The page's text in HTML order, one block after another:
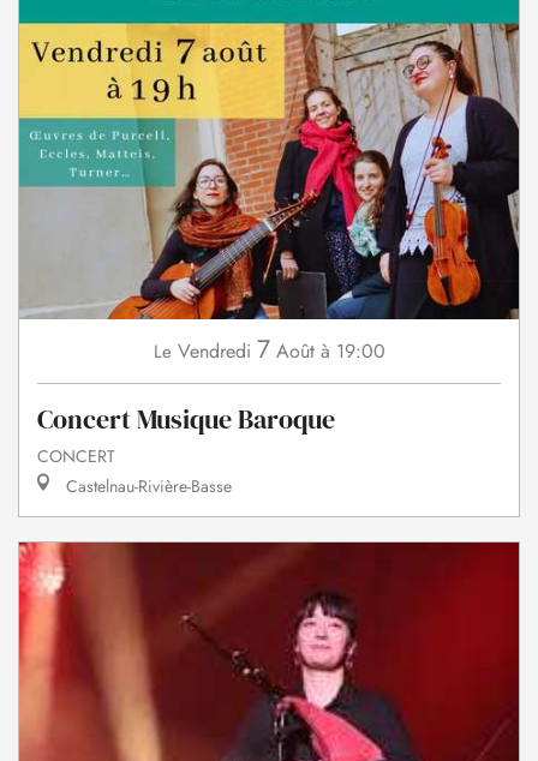
Le Vendredi 7 Août à 19:00
Concert Musique Baroque
CONCERT
Castelnau-Rivière-Basse